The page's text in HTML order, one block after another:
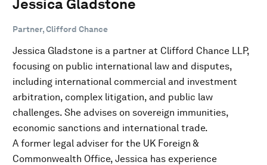
Jessica Gladstone
Partner, Clifford Chance
Jessica Gladstone is a partner at Clifford Chance LLP,
focusing on public international law and disputes,
including international commercial and investment
arbitration, complex litigation, and public law
challenges. She advises on sovereign immunities,
economic sanctions and international trade.
A former legal adviser for the UK Foreign &
Commonwealth Office, Jessica has experience